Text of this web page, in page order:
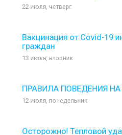
22 июля, четверг
Вакцинация от Covid-19
граждан
13 июля, вторник
ПРАВИЛА ПОВЕДЕНИЯ
12 июля, понедельник
Осторожно! Тепловой